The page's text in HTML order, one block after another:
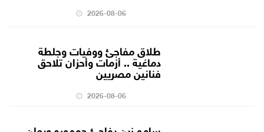
2026-08-06
طلاق مفاجئ ووفيات وجلطة
دماغية .. أزمات وأحزان تلاحق
فنانين مصريين
2026-08-06